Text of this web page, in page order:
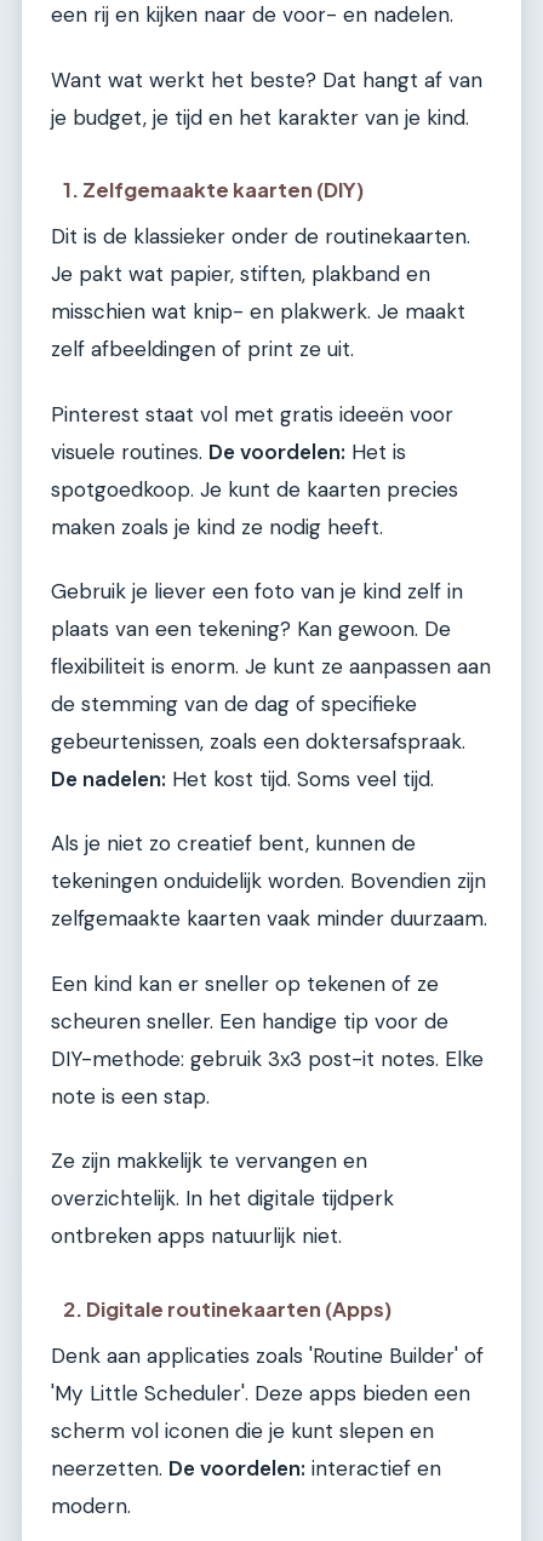
een rij en kijken naar de voor- en nadelen.
Want wat werkt het beste? Dat hangt af van
je budget, je tijd en het karakter van je kind.
1. Zelfgemaakte kaarten (DIY)
Dit is de klassieker onder de routinekaarten.
Je pakt wat papier, stiften, plakband en
misschien wat knip- en plakwerk. Je maakt
zelf afbeeldingen of print ze uit.
Pinterest staat vol met gratis ideeën voor
visuele routines. De voordelen: Het is
spotgoedkoop. Je kunt de kaarten precies
maken zoals je kind ze nodig heeft.
Gebruik je liever een foto van je kind zelf in
plaats van een tekening? Kan gewoon. De
flexibiliteit is enorm. Je kunt ze aanpassen aan
de stemming van de dag of specifieke
gebeurtenissen, zoals een doktersafspraak.
De nadelen: Het kost tijd. Soms veel tijd.
Als je niet zo creatief bent, kunnen de
tekeningen onduidelijk worden. Bovendien zijn
zelfgemaakte kaarten vaak minder duurzaam.
Een kind kan er sneller op tekenen of ze
scheuren sneller. Een handige tip voor de
DIY-methode: gebruik 3x3 post-it notes. Elke
note is een stap.
Ze zijn makkelijk te vervangen en
overzichtelijk. In het digitale tijdperk
ontbreken apps natuurlijk niet.
2. Digitale routinekaarten (Apps)
Denk aan applicaties zoals 'Routine Builder' of
'My Little Scheduler'. Deze apps bieden een
scherm vol iconen die je kunt slepen en
neerzetten. De voordelen: interactief en
modern.